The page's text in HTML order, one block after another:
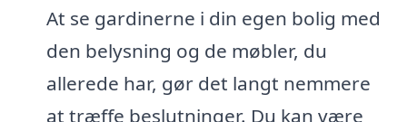
At se gardinerne i din egen bolig med
den belysning og de møbler, du
allerede har, gør det langt nemmere
at træffe beslutninger. Du kan være